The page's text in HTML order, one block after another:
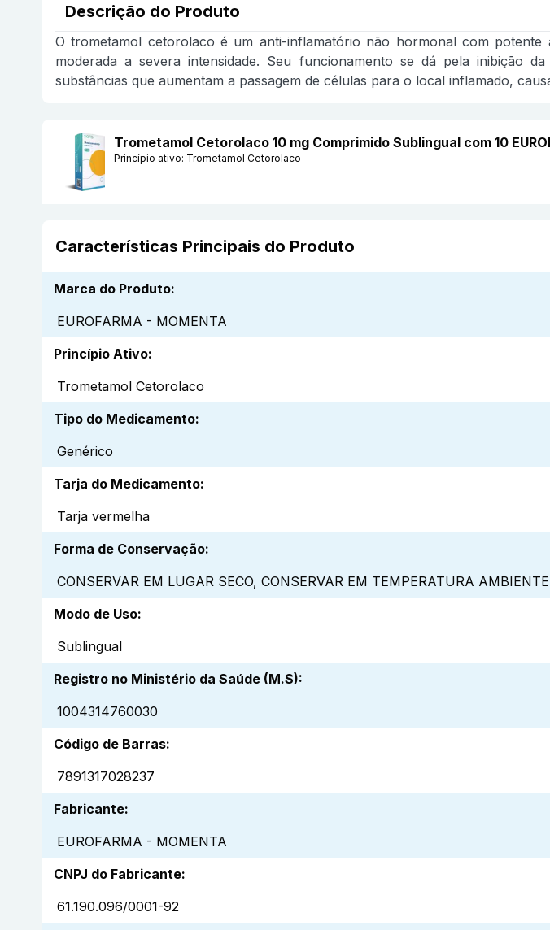
Descrição do Produto
O trometamol cetorolaco é um anti-inflamatório não hormonal com
moderada a severa intensidade. Seu funcionamento se dá pela inibição
substâncias que aumentam a passagem de células para o local inflamado,
Trometamol Cetorolaco 10 mg Comprimido Sublingual com 10
Princípio ativo: Trometamol Cetorolaco
Características Principais do Produto
Marca do Produto:
EUROFARMA - MOMENTA
Princípio Ativo:
Trometamol Cetorolaco
Tipo do Medicamento:
Genérico
Tarja do Medicamento:
Tarja vermelha
Forma de Conservação:
CONSERVAR EM LUGAR SECO, CONSERVAR EM TEMPERATURA
Modo de Uso:
Sublingual
Registro no Ministério da Saúde (M.S):
1004314760030
Código de Barras:
7891317028237
Fabricante:
EUROFARMA - MOMENTA
CNPJ do Fabricante:
61.190.096/0001-92